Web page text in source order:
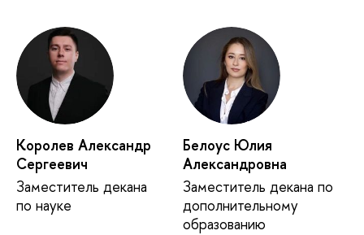
Королев Александр
Сергеевич
Заместитель декана
по науке
Белоус Юлия
Александровна
Заместитель декана по
дополнительному
образованию